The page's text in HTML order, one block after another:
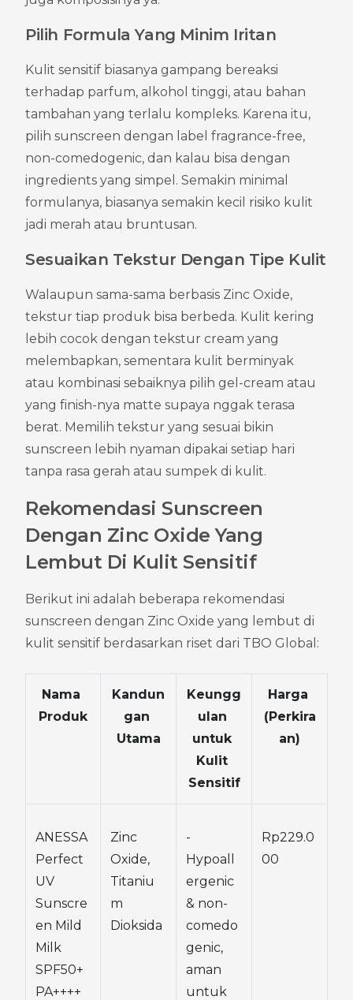
Pilih Formula Yang Minim Iritan
Kulit sensitif biasanya gampang bereaksi
terhadap parfum, alkohol tinggi, atau bahan
tambahan yang terlalu kompleks. Karena itu,
pilih sunscreen dengan label fragrance-free,
non-comedogenic, dan kalau bisa dengan
ingredients yang simpel. Semakin minimal
formulanya, biasanya semakin kecil risiko kulit
jadi merah atau bruntusan.
Sesuaikan Tekstur Dengan Tipe Kulit
Walaupun sama-sama berbasis Zinc Oxide,
tekstur tiap produk bisa berbeda. Kulit kering
lebih cocok dengan tekstur cream yang
melembapkan, sementara kulit berminyak
atau kombinasi sebaiknya pilih gel-cream atau
yang finish-nya matte supaya nggak terasa
berat. Memilih tekstur yang sesuai bikin
sunscreen lebih nyaman dipakai setiap hari
tanpa rasa gerah atau sumpek di kulit.
Rekomendasi Sunscreen
Dengan Zinc Oxide Yang
Lembut Di Kulit Sensitif
Berikut ini adalah beberapa rekomendasi
sunscreen dengan Zinc Oxide yang lembut di
kulit sensitif berdasarkan riset dari TBO Global:
Nama
Produk
Kandun
gan
Utama
Keungg
ulan
untuk
Kulit
Sensitif
Harga
(Perkira
an)
ANESSA
Perfect
UV
Sunscre
en Mild
Milk
SPF50+
PA++++
Zinc
Oxide,
Titaniu
m
Dioksida
-
Hypoall
ergenic
& non-
comedo
genic,
aman
untuk
Rp229.0
00